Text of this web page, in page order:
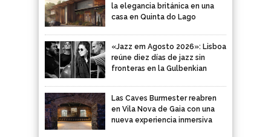
la elegancia británica en una
casa en Quinta do Lago
«Jazz em Agosto 2026»: Lisboa
reúne diez días de jazz sin
fronteras en la Gulbenkian
Las Caves Burmester reabren
en Vila Nova de Gaia con una
nueva experiencia inmersiva